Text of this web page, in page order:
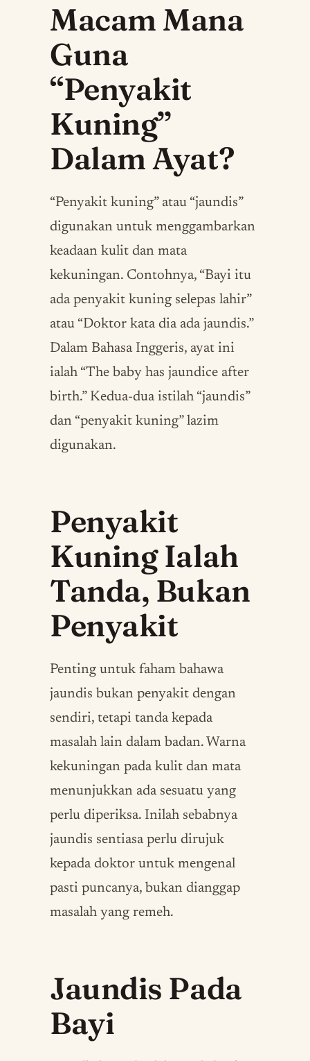
Macam Mana
Guna
“Penyakit
Kuning”
Dalam Ayat?
“Penyakit kuning” atau “jaundis”
digunakan untuk menggambarkan
keadaan kulit dan mata
kekuningan. Contohnya, “Bayi itu
ada penyakit kuning selepas lahir”
atau “Doktor kata dia ada jaundis.”
Dalam Bahasa Inggeris, ayat ini
ialah “The baby has jaundice after
birth.” Kedua-dua istilah “jaundis”
dan “penyakit kuning” lazim
digunakan.
Penyakit
Kuning Ialah
Tanda, Bukan
Penyakit
Penting untuk faham bahawa
jaundis bukan penyakit dengan
sendiri, tetapi tanda kepada
masalah lain dalam badan. Warna
kekuningan pada kulit dan mata
menunjukkan ada sesuatu yang
perlu diperiksa. Inilah sebabnya
jaundis sentiasa perlu dirujuk
kepada doktor untuk mengenal
pasti puncanya, bukan dianggap
masalah yang remeh.
Jaundis Pada
Bayi